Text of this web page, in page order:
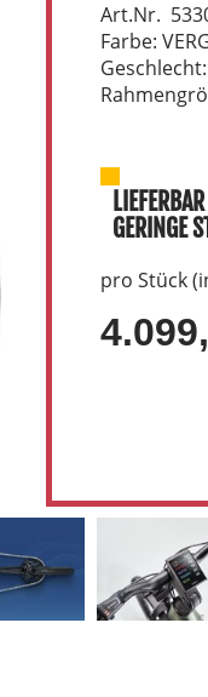
Art.Nr.
Farbe:
GERINGE
pro Stück